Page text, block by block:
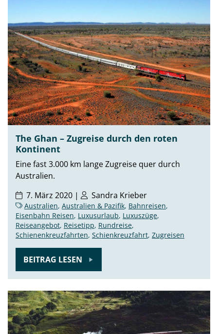
The Ghan – Zugreise durch den roten
Kontinent
Eine fast 3.000 km lange Zugreise quer durch
Australien.
7. März 2020 |
Sandra Krieber
Australien, Australien & Pazifik, Bahnreisen,
Eisenbahn Reisen, Luxusurlaub, Luxuszüge,
Reiseangebot, Reisetipp, Rundreise,
Schienenkreuzfahrten, Schienkreuzfahrt, Zugreisen
BEITRAG LESEN